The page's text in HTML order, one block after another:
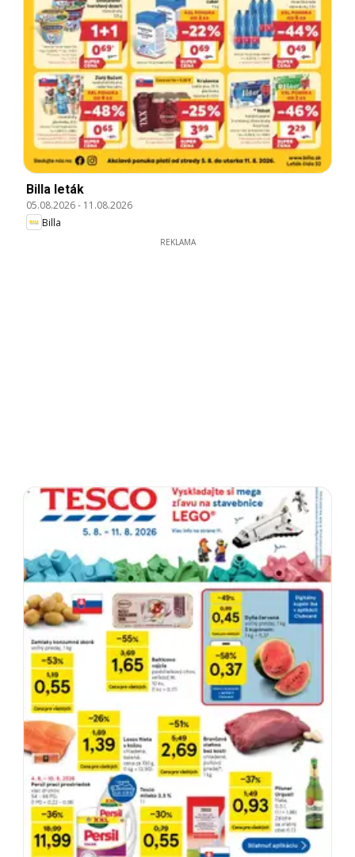
Billa leták
05.08.2026- 11.08.2026
Billa
REKLAMA